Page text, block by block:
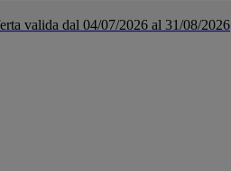
valida dal 04/07/2026 al 31/08/2026